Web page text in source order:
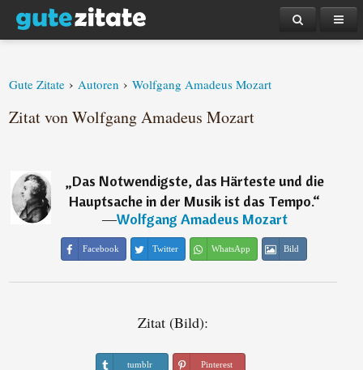
Gute Zitate › Autoren › Wolfgang Amadeus Mozart
Zitat von Wolfgang Amadeus Mozart
„Das Notwendigste, das Härteste und die
Hauptsache in der Musik ist das Tempo.“
―Wolfgang Amadeus Mozart
Facebook Twitter WhatsApp Bild
Zitat (Bild):
tumblr Pinterest